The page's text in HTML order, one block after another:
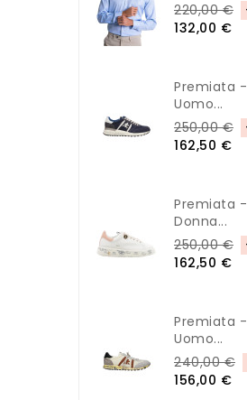
220,00 €
132,00 €
Premiata
Uomo...
250,00 €
162,50 €
Premiata
Donna...
250,00 €
162,50 €
Premiata
Uomo...
240,00 €
156,00 €